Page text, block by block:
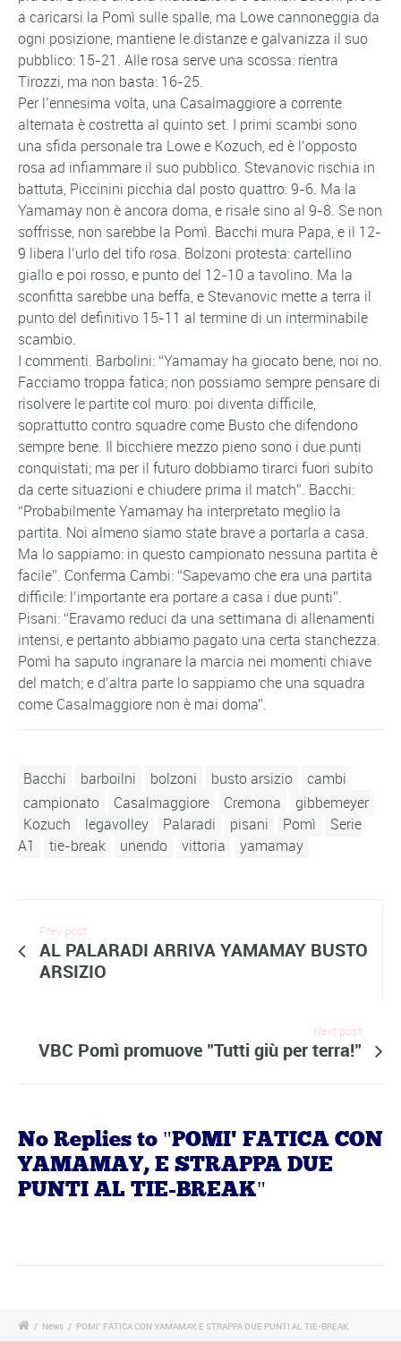
a caricarsi la Pomì sulle spalle, ma Lowe cannoneggia da
ogni posizione, mantiene le distanze e galvanizza il suo
pubblico: 15-21. Alle rosa serve una scossa: rientra
Tirozzi, ma non basta: 16-25.
Per l’ennesima volta, una Casalmaggiore a corrente
alternata è costretta al quinto set. I primi scambi sono
una sfida personale tra Lowe e Kozuch, ed è l’opposto
rosa ad infiammare il suo pubblico. Stevanovic rischia in
battuta, Piccinini picchia dal posto quattro: 9-6. Ma la
Yamamay non è ancora doma, e risale sino al 9-8. Se non
soffrisse, non sarebbe la Pomì. Bacchi mura Papa, e il 12-
9 libera l’urlo del tifo rosa. Bolzoni protesta: cartellino
giallo e poi rosso, e punto del 12-10 a tavolino. Ma la
sconfitta sarebbe una beffa, e Stevanovic mette a terra il
punto del definitivo 15-11 al termine di un interminabile
scambio.
I commenti. Barbolini: “Yamamay ha giocato bene, noi no.
Facciamo troppa fatica; non possiamo sempre pensare di
risolvere le partite col muro: poi diventa difficile,
soprattutto contro squadre come Busto che difendono
sempre bene. Il bicchiere mezzo pieno sono i due punti
conquistati; ma per il futuro dobbiamo tirarci fuori subito
da certe situazioni e chiudere prima il match”. Bacchi:
“Probabilmente Yamamay ha interpretato meglio la
partita. Noi almeno siamo state brave a portarla a casa.
Ma lo sappiamo: in questo campionato nessuna partita è
facile”. Conferma Cambi: “Sapevamo che era una partita
difficile: l’importante era portare a casa i due punti”.
Pisani: “Eravamo reduci da una settimana di allenamenti
intensi, e pertanto abbiamo pagato una certa stanchezza.
Pomì ha saputo ingranare la marcia nei momenti chiave
del match; e d’altra parte lo sappiamo che una squadra
come Casalmaggiore non è mai doma”.
Bacchi barboilni bolzoni busto arsizio
cambi
campionato
Casalmaggiore Cremona
gibbemeyer
Kozuch
legavolley Palaradi pisani Pomì
Serie
A1
tie-break unendo vittoria yamamay
Prev post
AL PALARADI ARRIVA YAMAMAY BUSTO
ARSIZIO
Next post
VBC Pomì promuove "Tutti giù per terra!"
No Replies to "POMI' FATICA CON
YAMAMAY, E STRAPPA DUE
PUNTI AL TIE-BREAK"
/ News / POMI’ FATICA CON YAMAMAY, E STRAPPA DUE PUNTI AL TIE-BREAK